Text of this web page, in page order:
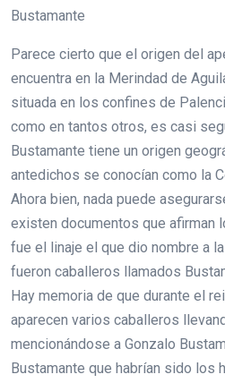
Bustamante
Parece cierto que el origen del
encuentra en la Merindad de
situada en los confines de
como en tantos otros, es casi
Bustamante tiene un origen
antedichos se conocían como la
Ahora bien, nada puede
existen documentos que afirman
fue el linaje el que dio nombre a
fueron caballeros llamados
Hay memoria de que durante el
aparecen varios caballeros
mencionándose a Gonzalo
Bustamante que habrían sido los